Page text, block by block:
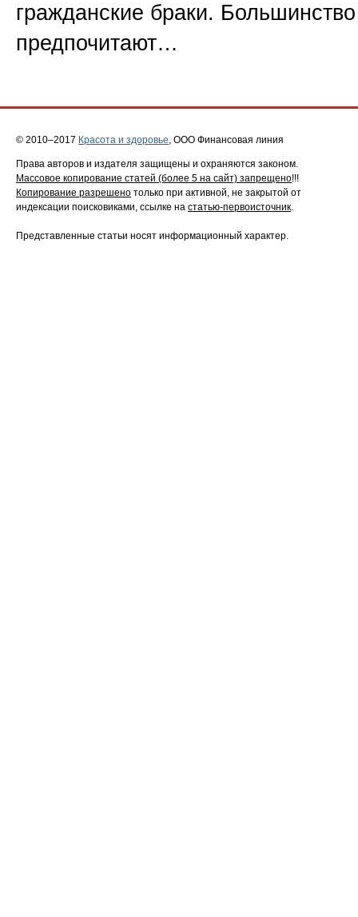
гражданские браки.
предпочитают…
© 2010–2017 Красота и здоровье, ООО Финансовая линия
Права авторов и издателя защищены и охраняются законом.
Массовое копирование статей (более 5 на сайт) запрещено!!!
Копирование разрешено только при активной, не закрытой от
индексации поисковиками, ссылке на статью-первоисточник.
Представленные статьи носят информационный характер.